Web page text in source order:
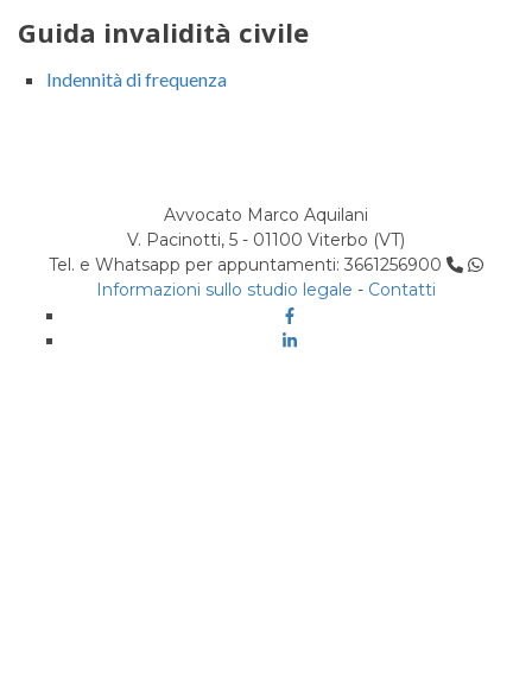
Guida invalidità civile
Indennità di frequenza
Avvocato Marco Aquilani
V. Pacinotti, 5 - 01100 Viterbo (VT)
Tel. e Whatsapp per appuntamenti: 3661256900
Informazioni sullo studio legale - Contatti
Facebook
Linkedin